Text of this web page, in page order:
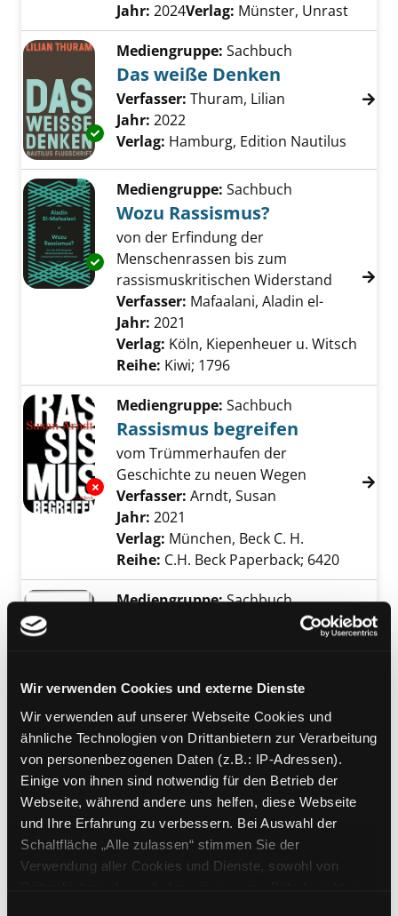
Wir verwenden Cookies und externe Dienste
Wir verwenden auf unserer Webseite Cookies und
ähnliche Technologien von Drittanbietern zur Verarbeitung
von personenbezogenen Daten (z.B.: IP-Adressen).
Einige von ihnen sind notwendig für den Betrieb der
Webseite, während andere uns helfen, diese Webseite
und Ihre Erfahrung zu verbessern. Bei Auswahl der
Schaltfläche „Alle zulassen“ stimmen Sie der
Verwendung aller Cookies und Dienste, sowohl von
Jahr: 2024Verlag: Münster, Unrast
Exemplar-Details von Das weiße Denken
Mediengruppe: Sachbuch
Das weiße Denken
Verfasser: Thuram, Lilian Suche nach
Jahr: 2022
Verlag: Hamburg, Edition Nautilus
Exemplar-Details von Wozu Rassismus?
Mediengruppe: Sachbuch
Wozu Rassismus?
von der Erfindung der
Menschenrassen bis zum
rassismuskritischen Widerstand
Verfasser: Mafaalani, Aladin el-
Jahr: 2021
Verlag: Köln, Kiepenheuer u. Witsch
Reihe: Kiwi; 1796
Exemplar-Details von Rassismus begreifen
Mediengruppe: Sachbuch
Rassismus begreifen
vom Trümmerhaufen der
Geschichte zu neuen Wegen
Verfasser: Arndt, Susan
Jahr: 2021
Verlag: München, Beck C. H.
Reihe: C.H. Beck Paperback; 6420
Mediengruppe:Sachbuch
Verfasser:Oeser, ErhardSuche nach
Jahr:2015Verlag:Stuttgart, Theiss
Exemplar-Details von Rassismus anzeigen
Mediengruppe:Sachbuch
Rassismus
ein historischer Abriß
Verfasser:Fredrickson, George
MarshSuche nach diesem Verfasser
Jahr:2004